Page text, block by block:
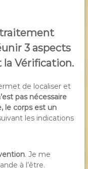
traitement
3 aspects
la Vérification.
de localiser et
pas nécessaire
le corps est un
les indications
. Je me
à l’être.